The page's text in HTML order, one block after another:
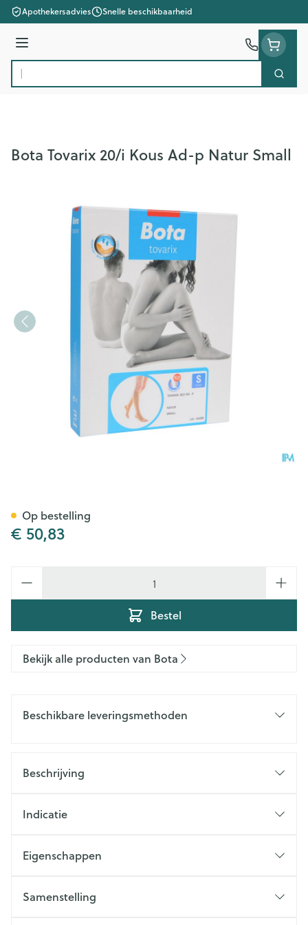
Ga naar de inhoud
Apothekersadvies Snelle beschikbaarheid
Menu
Product, merk, categorie...
Zoek
Bota Tovarix 20/i Kous Ad-p Natur Small
€ 50,83
Bestel
Op bestelling
Bekijk alle producten van Bota
Beschikbare leveringsmethoden
Beschrijving
Indicatie
Eigenschappen
Samenstelling